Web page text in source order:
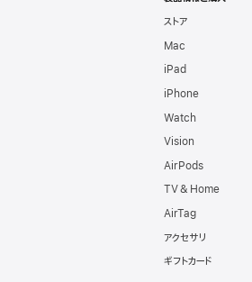
ストア
Mac
iPad
iPhone
Watch
Vision
AirPods
TV & Home
AirTag
アクセサリ
ギフトカード